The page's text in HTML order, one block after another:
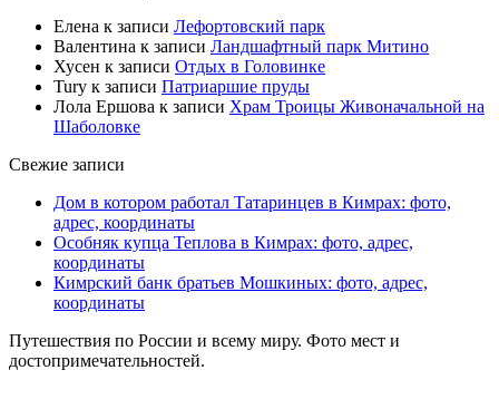
Елена к записи Лефортовский парк
Валентина к записи Ландшафтный парк Митино
Хусен к записи Отдых в Головинке
Tury к записи Патриаршие пруды
Лола Ершова к записи Храм Троицы Живоначальной на
Шаболовке
Свежие записи
Дом в котором работал Татаринцев в Кимрах: фото,
адрес, координаты
Особняк купца Теплова в Кимрах: фото, адрес,
координаты
Кимрский банк братьев Мошкиных: фото, адрес,
координаты
Путешествия по России и всему миру. Фото мест и
достопримечательностей.